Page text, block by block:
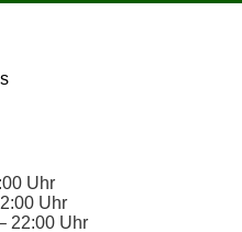
Uhr
Uhr
22:00 Uhr